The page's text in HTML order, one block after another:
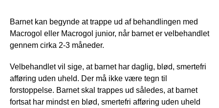
Barnet kan begynde at trappe ud af behandlingen med
Macrogol eller Macrogol junior, når barnet er velbehandlet
gennem cirka 2-3 måneder.
Velbehandlet vil sige, at barnet har daglig, blød, smertefri
afføring uden uheld. Der må ikke være tegn til
forstoppelse. Barnet skal trappes ud således, at barnet
fortsat har mindst en blød, smertefri afføring uden uheld